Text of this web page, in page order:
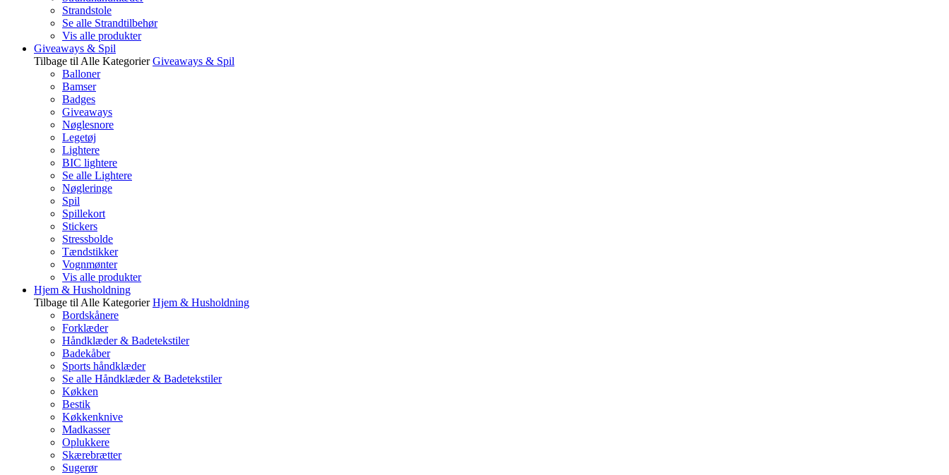
Strandstole
Se alle Strandtilbehør
Vis alle produkter
Giveaways & Spil
Tilbage til Alle Kategorier Giveaways & Spil
Balloner
Bamser
Badges
Giveaways
Nøglesnore
Legetøj
Lightere
BIC lightere
Se alle Lightere
Nøgleringe
Spil
Spillekort
Stickers
Stressbolde
Tændstikker
Vognmønter
Vis alle produkter
Hjem & Husholdning
Tilbage til Alle Kategorier Hjem & Husholdning
Bordskånere
Forklæder
Håndklæder & Badetekstiler
Badekåber
Sports håndklæder
Se alle Håndklæder & Badetekstiler
Køkken
Bestik
Køkkenknive
Madkasser
Oplukkere
Skærebrætter
Sugerør